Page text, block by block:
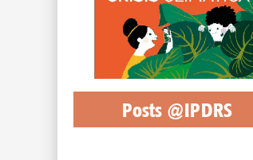
Posts @IPDRS